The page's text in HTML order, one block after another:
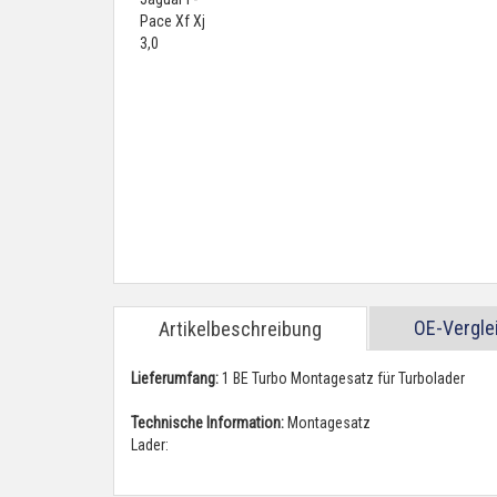
Artikelbeschreibung OE-
Lieferumfang:1 BE Turbo Montagesatz für Turbolader
Technische Information: Montagesatz
Lader: